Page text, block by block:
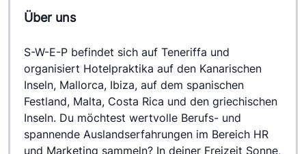
Über uns
S-W-E-P befindet sich auf Teneriffa und
organisiert Hotelpraktika auf den Kanarischen
Inseln, Mallorca, Ibiza, auf dem spanischen
Festland, Malta, Costa Rica und den griechischen
Inseln. Du möchtest wertvolle Berufs- und
spannende Auslandserfahrungen im Bereich HR
und Marketing sammeln? In deiner Freizeit Sonne,